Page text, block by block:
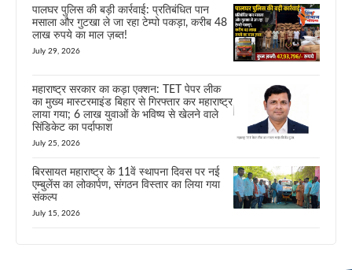
पालघर पुलिस की बड़ी कार्रवाई: प्रतिबंधित पान
मसाला और गुटखा ले जा रहा टेम्पो पकड़ा, करीब 48
लाख रुपये का माल ज़ब्त!
July 29, 2026
महाराष्ट्र सरकार का कड़ा एक्शन: TET पेपर लीक
का मुख्य मास्टरमाइंड बिहार से गिरफ्तार कर महाराष्ट्र
लाया गया; 6 लाख युवाओं के भविष्य से खेलने वाले
सिंडिकेट का पर्दाफाश
July 25, 2026
बिरसायत महाराष्ट्र के 11वें स्थापना दिवस पर नई
एम्बुलेंस का लोकार्पण, संगठन विस्तार का लिया गया
संकल्प
July 15, 2026